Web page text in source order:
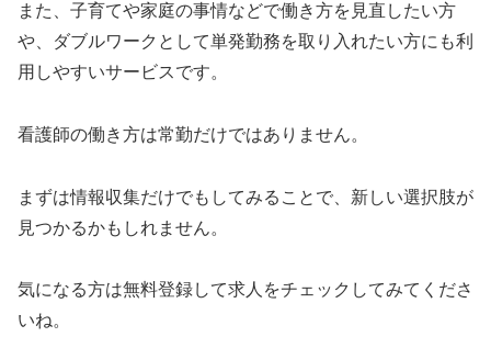
また、子育てや家庭の事情などで働き方を見直したい方
や、ダブルワークとして単発勤務を取り入れたい方にも利
用しやすいサービスです。
看護師の働き方は常勤だけではありません。
まずは情報収集だけでもしてみることで、新しい選択肢が
見つかるかもしれません。
気になる方は無料登録して求人をチェックしてみてくださ
いね。